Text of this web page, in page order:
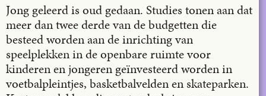
Jong geleerd is oud gedaan. Studies tonen aan dat
meer dan twee derde van de budgetten die
besteed worden aan de inrichting van
speelplekken in de openbare ruimte voor
kinderen en jongeren geïnvesteerd worden in
voetbalpleintjes, basketbalvelden en skateparken.